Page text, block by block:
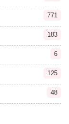
771
183
6
125
48